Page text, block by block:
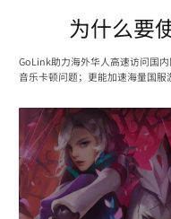
为什么要
GoLink助力海外华人高速访问国
音乐卡顿问题；更能加速海量国服